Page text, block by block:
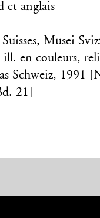
et anglais
Musei
en couleurs,
Schweiz, 1991
21]